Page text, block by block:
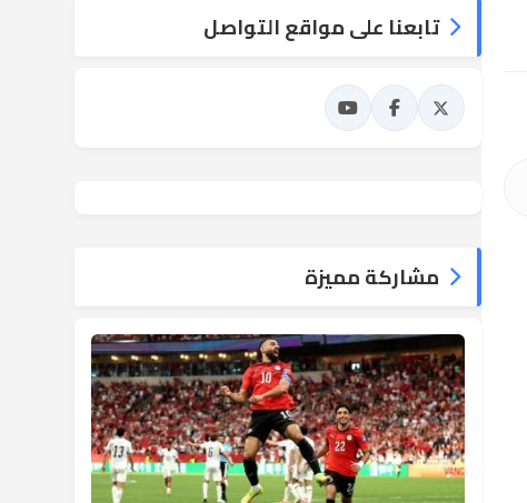
تابعنا على مواقع التواصل
مشاركة مميزة